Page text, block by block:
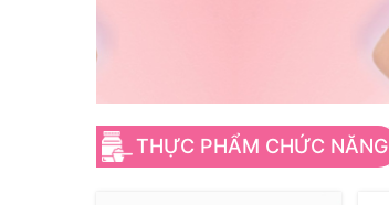
THỰC PHẨM CHỨC NĂNG